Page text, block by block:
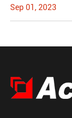
Sep 01, 2023